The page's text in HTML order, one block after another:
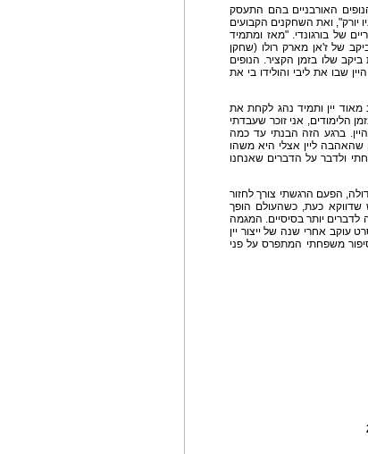
האורבניים בהם התעסק
יורק", ואת השחקנים הקבועים
של בורגונדי. "מאז ומתמיד
של ז'אן מארק רולו (שחקן
שלו בזמן הקציר. הנופים
שבו את ליבי והולידו בי את
יין ותמיד נהג לקחת את
הלימודים, אני זוכר שעבדתי
היין. ברגע הזה הבנתי עד כמה
שהאהבה ליין אצלי היא משהו
ולדבר על הדברים שאנחנו
הפעם הרגשתי צורך לחזור
שדווקא כעת, כשהעולם הופך
לדברים יותר בסיסיים. המגמה
עוקב אחרי שנה של ייצור יין
משפחתי המתפרס על פני